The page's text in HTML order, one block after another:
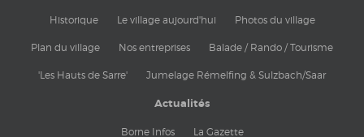
Historique Le village aujourd'hui Photos du village
Plan du village Nos entreprises Balade / Rando / Tourisme
'Les Hauts de Sarre' Jumelage Rémelfing & Sulzbach/Saar
Actualités
Borne Infos La Gazette